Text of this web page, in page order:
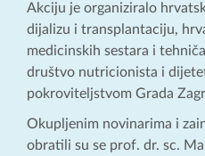
Akciju je organiziralo
dijalizu i transplantaciju,
medicinskih sestara i
društvo nutricionista i
pokroviteljstvom Grada
Okupljenim novinarima i
obratili su se prof. dr. sc.